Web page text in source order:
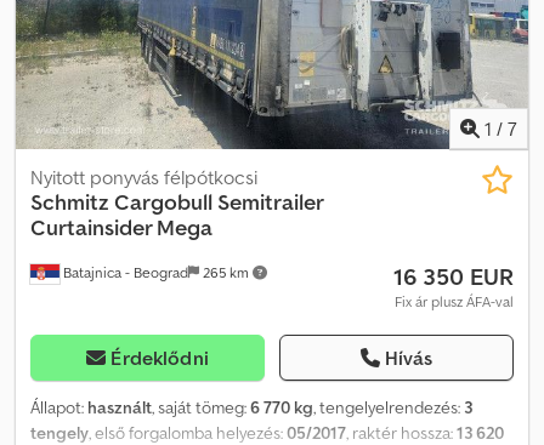
1 / 7
Batajnica - Beograd 265 km
Nyitott ponyvás félpótkocsi
Schmitz Cargobull Semitrailer
Curtainsider Mega
16 350 EUR
Fix ár plusz ÁFA-val
Érdeklődni Hívás
Állapot: használt, saját tömeg:6 770 kg, tengelyelrendezés: 3
tengely , első forgalomba helyezés:05/2017 , raktér hossza:13 620